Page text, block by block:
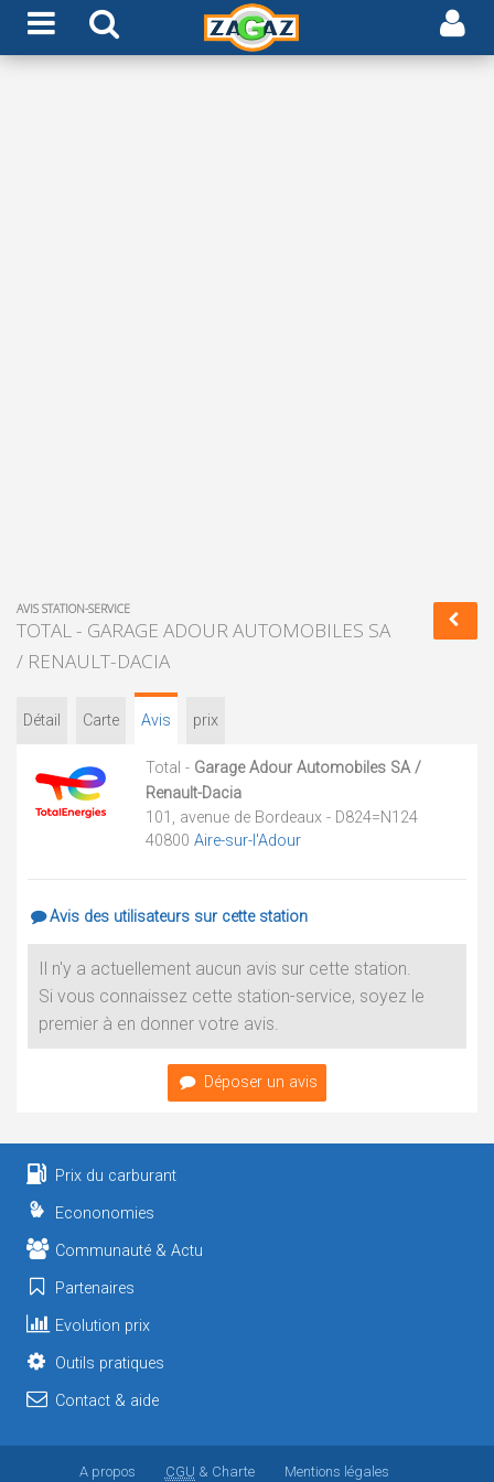
AVIS STATION-SERVICE
TOTAL - GARAGE ADOUR AUTOMOBILES SA
/ RENAULT-DACIA
Détail Carte Avis prix
Total - Garage Adour Automobiles SA /
Renault-Dacia
101, avenue de Bordeaux - D824=N124
40800 Aire-sur-l'Adour
Avis des utilisateurs sur cette station
Il n'y a actuellement aucun avis sur cette station.
Si vous connaissez cette station-service, soyez le
premier à en donner votre avis.
Déposer un avis
Prix du carburant
Econonomies
Communauté & Actu
Partenaires
Evolution prix
Outils pratiques
Contact & aide
A propos CGU & Charte Mentions légales